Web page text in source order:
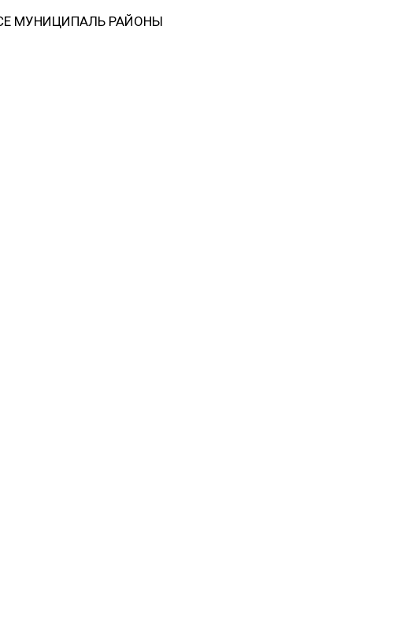
МУНИЦИПАЛЬ РАЙОНЫ